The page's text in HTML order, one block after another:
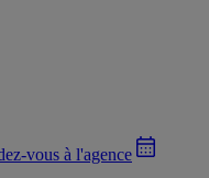
vous à l'agence